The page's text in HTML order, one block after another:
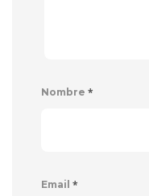
Nombre *
Email *